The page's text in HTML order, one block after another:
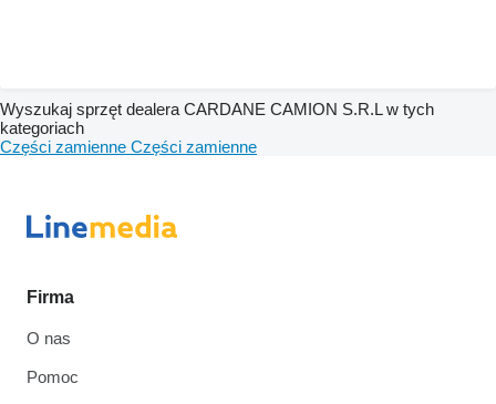
Wyszukaj sprzęt dealera CARDANE CAMION S.R.L w tych
kategoriach
Części zamienne Części zamienne
Firma
O nas
Pomoc